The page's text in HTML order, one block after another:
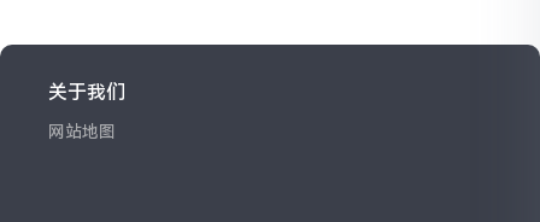
关于我们
网站地图